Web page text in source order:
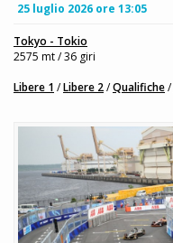
25 luglio 2026 ore 13:05
Tokyo - Tokio
2575 mt / 36 giri
Libere 1 /Libere 2/Qualifiche/